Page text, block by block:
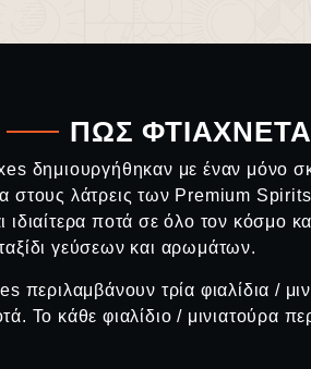
ΠΩΣ
δημιουργήθηκαν με έναν μόνο
στους λάτρεις των Premium
ιδιαίτερα ποτά σε όλο τον κόσμο
γεύσεων και αρωμάτων.
περιλαμβάνουν τρία φιαλίδια /
Το κάθε φιαλίδιο / μινιατούρα